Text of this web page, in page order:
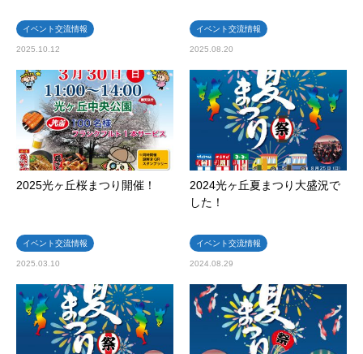
イベント交流情報
2025.10.12
イベント交流情報
2025.08.20
2025光ヶ丘桜まつり開催！
イベント交流情報
2025.03.10
2024光ヶ丘夏まつり大盛況で
した！
イベント交流情報
2024.08.29